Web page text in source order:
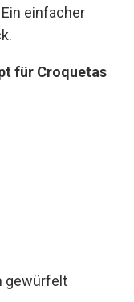
einfacher
für Croquetas
gewürfelt